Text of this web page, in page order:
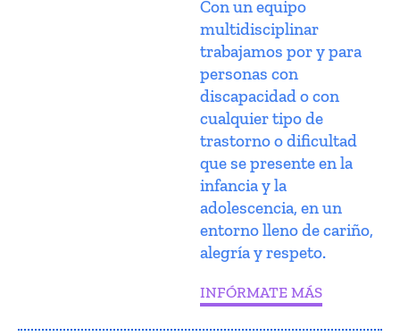
Con un equipo
multidisciplinar
trabajamos por y para
personas con
discapacidad o con
cualquier tipo de
trastorno o dificultad
que se presente en la
infancia y la
adolescencia, en un
entorno lleno de cariño,
alegría y respeto.
INFÓRMATE MÁS